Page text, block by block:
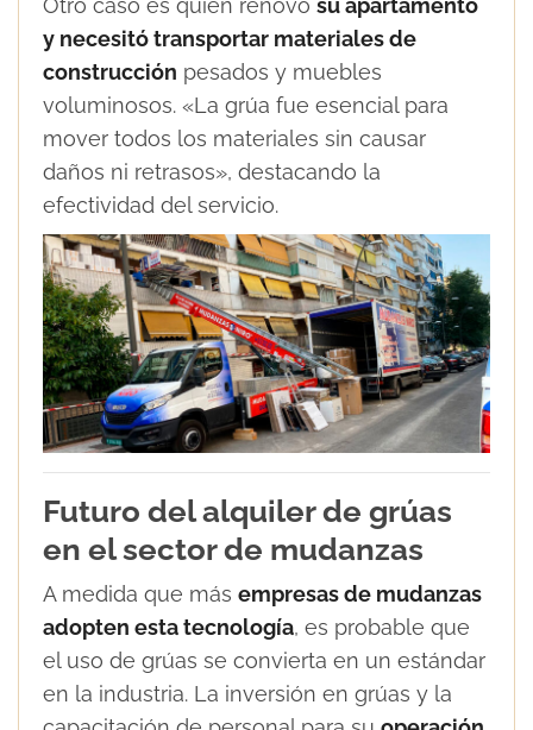
y necesitó transportar materiales de
construcción pesados y muebles
voluminosos. «La grúa fue esencial para
mover todos los materiales sin causar
daños ni retrasos», destacando la
efectividad del servicio.
Futuro del alquiler de grúas
en el sector de mudanzas
A medida que más empresas de mudanzas
adopten esta tecnología, es probable que
el uso de grúas se convierta en un estándar
en la industria. La inversión en grúas y la